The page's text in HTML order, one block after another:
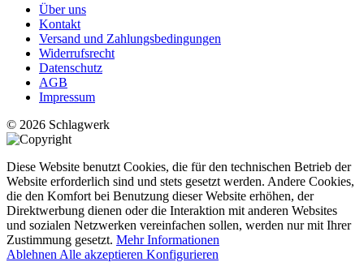
Über uns
Kontakt
Versand und Zahlungsbedingungen
Widerrufsrecht
Datenschutz
AGB
Impressum
© 2026 Schlagwerk
Diese Website benutzt Cookies, die für den technischen Betrieb der
Website erforderlich sind und stets gesetzt werden. Andere Cookies,
die den Komfort bei Benutzung dieser Website erhöhen, der
Direktwerbung dienen oder die Interaktion mit anderen Websites
und sozialen Netzwerken vereinfachen sollen, werden nur mit Ihrer
Zustimmung gesetzt. Mehr Informationen
Ablehnen Alle akzeptieren Konfigurieren